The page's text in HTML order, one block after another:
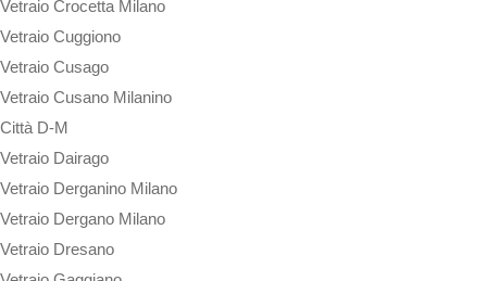
Vetraio Crocetta Milano
Vetraio Cuggiono
Vetraio Cusago
Vetraio Cusano Milanino
Città D-M
Vetraio Dairago
Vetraio Derganino Milano
Vetraio Dergano Milano
Vetraio Dresano